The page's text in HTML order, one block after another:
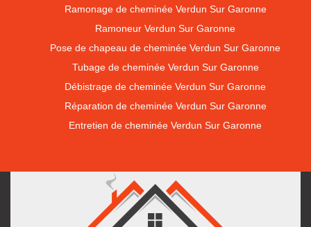
Ramonage de cheminée Verdun Sur Garonne
Ramoneur Verdun Sur Garonne
Pose de chapeau de cheminée Verdun Sur Garonne
Tubage de cheminée Verdun Sur Garonne
Débistrage de cheminée Verdun Sur Garonne
Réparation de cheminée Verdun Sur Garonne
Entretien de cheminée Verdun Sur Garonne